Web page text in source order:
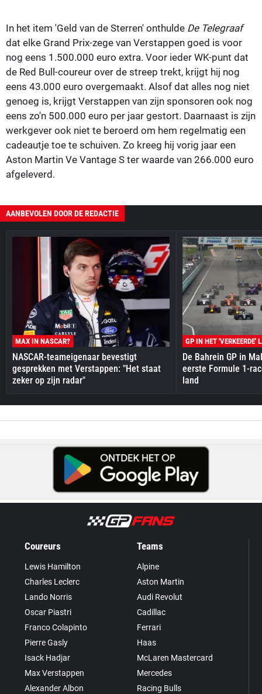
In het item 'Geld van de Sterren' onthulde De Telegraaf
dat elke Grand Prix-zege van Verstappen goed is voor
nog eens 1.500.000 euro extra. Voor ieder WK-punt dat
de Red Bull-coureur over de streep trekt, krijgt hij nog
eens 43.000 euro overgemaakt. Alsof dat alles nog niet
genoeg is, krijgt Verstappen van zijn sponsoren ook nog
eens zo'n 500.000 euro per jaar gestort. Daarnaast is zijn
werkgever ook niet te beroerd om hem regelmatig een
cadeautje toe te schuiven. Zo kreeg hij vorig jaar een
Aston Martin Ve Vantage S ter waarde van 266.000 euro
afgeleverd.
AANBEVOLEN DOOR DE REDACTIE
MAX IN NASCAR?
NASCAR-teameigenaar bevestigt
gesprekken met Verstappen: "Het staat
zeker op zijn radar"
GP IN HET 'VERKEERDE'
De Bahrein GP in
eerste Formule 1-
land
Coureurs
Lewis Hamilton
Charles Leclerc
Lando Norris
Oscar Piastri
Franco Colapinto
Pierre Gasly
Isack Hadjar
Max Verstappen
Alexander Albon
Teams
Alpine
Aston Martin
Audi Revolut
Cadillac
Ferrari
Haas
McLaren Mastercard
Mercedes
Racing Bulls